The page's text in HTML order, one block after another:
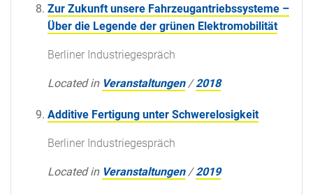
Zur Zukunft unsere Fahrzeugantriebssysteme –
Über die Legende der grünen Elektromobilität
Berliner Industriegespräch
Located in Veranstaltungen /2018
Additive Fertigung unter Schwerelosigkeit
Berliner Industriegespräch
Located in Veranstaltungen /2019